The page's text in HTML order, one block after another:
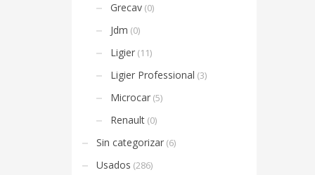
Grecav (0)
Jdm (0)
Ligier (11)
Ligier Professional (3)
Microcar (5)
Renault (0)
Sin categorizar (6)
Usados (286)